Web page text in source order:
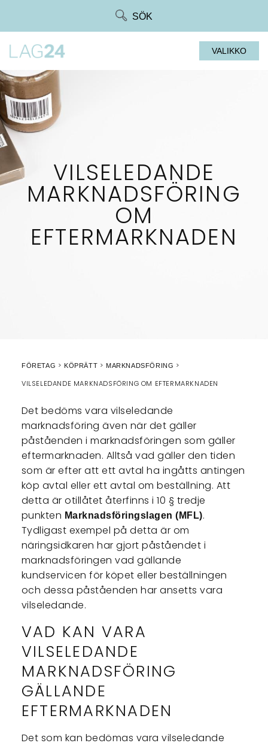
SÖK
VALIKKO
VILSELEDANDE
MARKNADSFÖRING
OM
EFTERMARKNADEN
FÖRETAG KÖPRÄTT MARKNADSFÖRING
VILSELEDANDE MARKNADSFÖRING OM EFTERMARKNADEN
Det bedöms vara vilseledande
marknadsföring även när det gäller
påståenden i marknadsföringen som gäller
eftermarknaden. Alltså vad gäller den tiden
som är efter att ett avtal ha ingåtts antingen
köp avtal eller ett avtal om beställning. Att
detta är otillåtet återfinns i 10 § tredje
punkten Marknadsföringslagen (MFL).
Tydligast exempel på detta är om
näringsidkaren har gjort påståendet i
marknadsföringen vad gällande
kundservicen för köpet eller beställningen
och dessa påståenden har ansetts vara
vilseledande.
VAD KAN VARA
VILSELEDANDE
MARKNADSFÖRING
GÄLLANDE
EFTERMARKNADEN
Det som kan bedömas vara vilseledande